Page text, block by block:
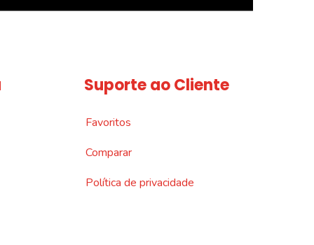
Suporte ao Cliente
Favoritos
Comparar
Política de privacidade